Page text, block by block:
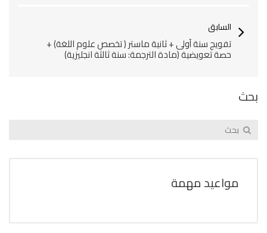
السابق
تفويج سنة أولى + ثانية ماستر ( تخصص علوم اللغة) +
حصة تعويضية (مادة الترجمة: سنة ثالثة انجليزية)
بحث
مواعيد مهمة